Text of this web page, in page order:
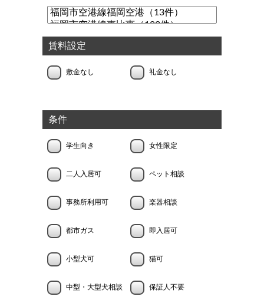
賃料設定
敷金なし 礼金なし
条件
学生向き 女性限定
二人入居可 ペット相談
事務所利用可 楽器相談
都市ガス 即入居可
小型犬可 猫可
中型・大型犬相談 保証人不要